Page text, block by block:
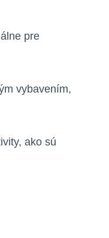
pre
vybavením,
ako sú